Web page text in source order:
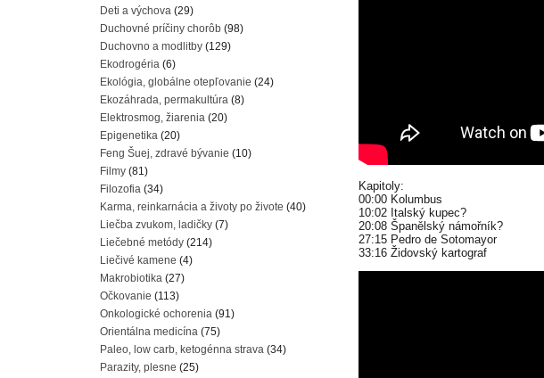
Kapitoly:
00:00 Kolumbus
10:02 Italský kupec?
20:08 Španělský námořník?
27:15 Pedro de Sotomayor
33:16 Židovský kartograf
Deti a výchova (29)
Duchovné príčiny chorôb (98)
Duchovno a modlitby (129)
Ekodrogéria (6)
Ekológia, globálne otepľovanie (24)
Ekozáhrada, permakultúra (8)
Elektrosmog, žiarenia (20)
Epigenetika (20)
Feng Šuej, zdravé bývanie (10)
Filmy (81)
Filozofia (34)
Karma, reinkarnácia a životy po živote (40)
Liečba zvukom, ladičky (7)
Liečebné metódy (214)
Liečivé kamene (4)
Makrobiotika (27)
Očkovanie (113)
Onkologické ochorenia (91)
Orientálna medicína (75)
Paleo, low carb, ketogénna strava (34)
Parazity, plesne (25)